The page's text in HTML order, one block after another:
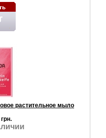
растительное мыло